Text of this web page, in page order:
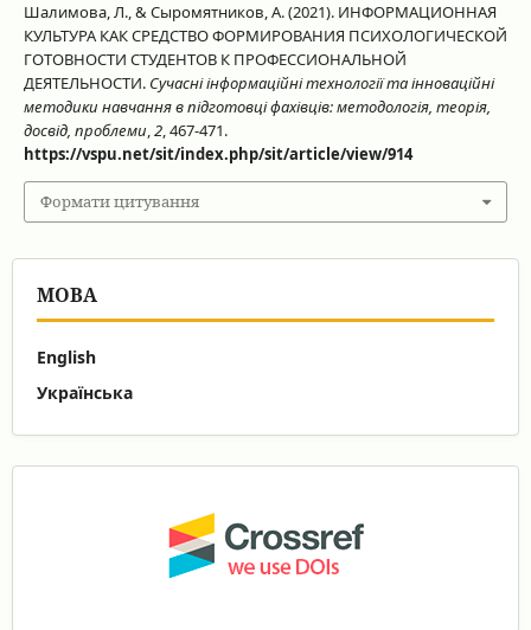
Шалимова, Л., & Сыромятников, А. (2021). ИНФОРМАЦИОННАЯ
КУЛЬТУРА КАК СРЕДСТВО ФОРМИРОВАНИЯ ПСИХОЛОГИЧЕСКОЙ
ГОТОВНОСТИ СТУДЕНТОВ К ПРОФЕССИОНАЛЬНОЙ
ДЕЯТЕЛЬНОСТИ. Сучасні інформаційні технології та інноваційні
методики навчання в підготовці фахівців: методологія, теорія,
досвід, проблеми,2, 467-471.
https://vspu.net/sit/index.php/sit/article/view/914
Формати цитування
МОВА
English
Українська